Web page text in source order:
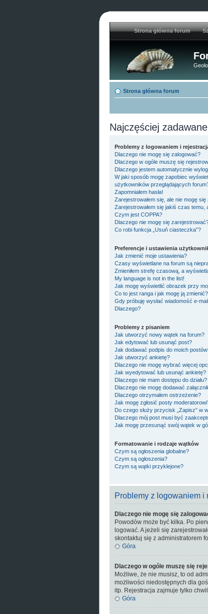
Strona główna forum
Strona główna forum
Najczęściej
Problemy z logowaniem i
Dlaczego nie mogę się zalogować?
Dlaczego w ogóle muszę się
Dlaczego jestem automatycznie
W jaki sposób mogę zapobiec
użytkowników przeglądających
Zapomniałem hasła!
Zarejestrowałem się, ale nie mogę się
Zarejestrowałem się jakiś czas temu,
Czym jest COPPA?
Dlaczego nie mogę się
Co robi funkcja „Usuń ciasteczka”?
Preferencje i ustawienia
Jak zmienić moje ustawienia?
Czasy wyświetlane na forum są
Zmieniłem strefę czasową, a
My language is not in the list!
Jak mogę wyświetlić obrazek przy
Co to jest ranga i jak mogę ją zmienić?
Gdy próbuję wysłać wiadomość e-
Dlaczego?
Problemy z pisaniem
Jak utworzyć nowy wątek na forum?
Jak edytować lub usunąć post?
Jak dodawać podpis do moich
Jak utworzyć ankietę?
Dlaczego nie mogę wybrać więcej
Jak wyedytować lub usunąć ankietę?
Dlaczego nie mam dostępu do działu?
Dlaczego nie mogę dodawać
Dlaczego otrzymałem ostrzeżenie?
Jak mogę zgłosić posty
Do czego służy przycisk „Zapisz” w
Dlaczego mój post musi być
Jak mogę przesunąć swój wątek w
Formatowanie i rodzaje wątków
Czym są ogłoszenia globalne?
Czym są ogłoszenia?
Czym są wątki przyklejone?
Problemy z logowaniem i
Dlaczego nie mogę się
Powodów może być kilka. Po
logować. A jeżeli się
skontaktuj się z administratorem
Góra
Dlaczego w ogóle muszę się
Możliwe, że nie musisz, to od
możliwości niedostępnych dla
itp. Rejestracja zajmuje tylko
Góra